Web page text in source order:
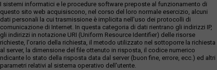
I sistemi informatici e le procedure software preposte al funzionamento di
questo sito web acquisiscono, nel corso del loro normale esercizio, alcuni
dati personali la cui trasmissione è implicita nell'uso dei protocolli di
comunicazione di Internet. In questa categoria di dati rientrano gli indirizzi IP,
gli indirizzi in notazione URI (Uniform Resource Identifier) delle risorse
richieste, l'orario della richiesta, il metodo utilizzato nel sottoporre la richiesta
al server, la dimensione del file ottenuto in risposta, il codice numerico
ndicante lo stato della risposta data dal server (buon fine, errore, ecc.) ed altri
parametri relativi al sistema operativo dell'utente.